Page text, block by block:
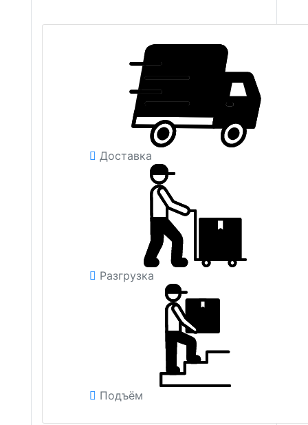
Доставка
Разгрузка
Подъём